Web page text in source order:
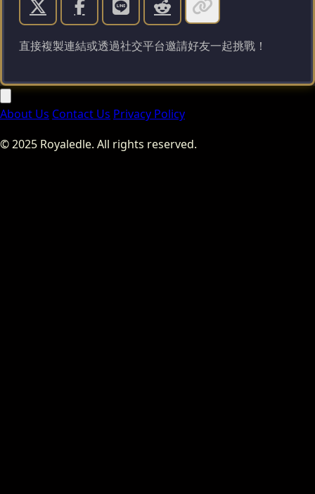
直接複製連結或透過社交平台邀請好友一起挑戰！
About Us Contact Us Privacy Policy
© 2025 Royaledle. All rights reserved.